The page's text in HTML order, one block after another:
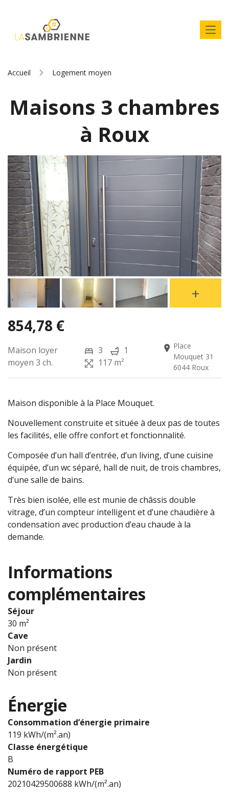
Accueil Logement moyen
Maisons 3 chambres
à Roux
854,78 €
Maison loyer
moyen 3 ch.
3
1
117 m²
Place
Mouquet 31
6044 Roux
Maison disponible à la Place Mouquet.
Nouvellement construite et située à deux pas de toutes
les facilités, elle offre confort et fonctionnalité.
Composée d’un hall d’entrée, d’un living, d’une cuisine
équipée, d’un wc séparé, hall de nuit, de trois chambres,
d’une salle de bains.
Très bien isolée, elle est munie de châssis double
vitrage, d’un compteur intelligent et d’une chaudière à
condensation avec production d’eau chaude à la
demande.
Informations
complémentaires
Séjour
30 m²
Cave
Non présent
Jardin
Non présent
Énergie
Consommation d’énergie primaire
119 kWh/(m².an)
Classe énergétique
B
Numéro de rapport PEB
20210429500688 kWh/(m².an)